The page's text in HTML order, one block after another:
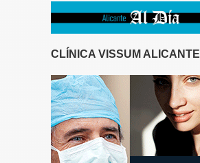
CLÍNICA VISSUM ALICANTE